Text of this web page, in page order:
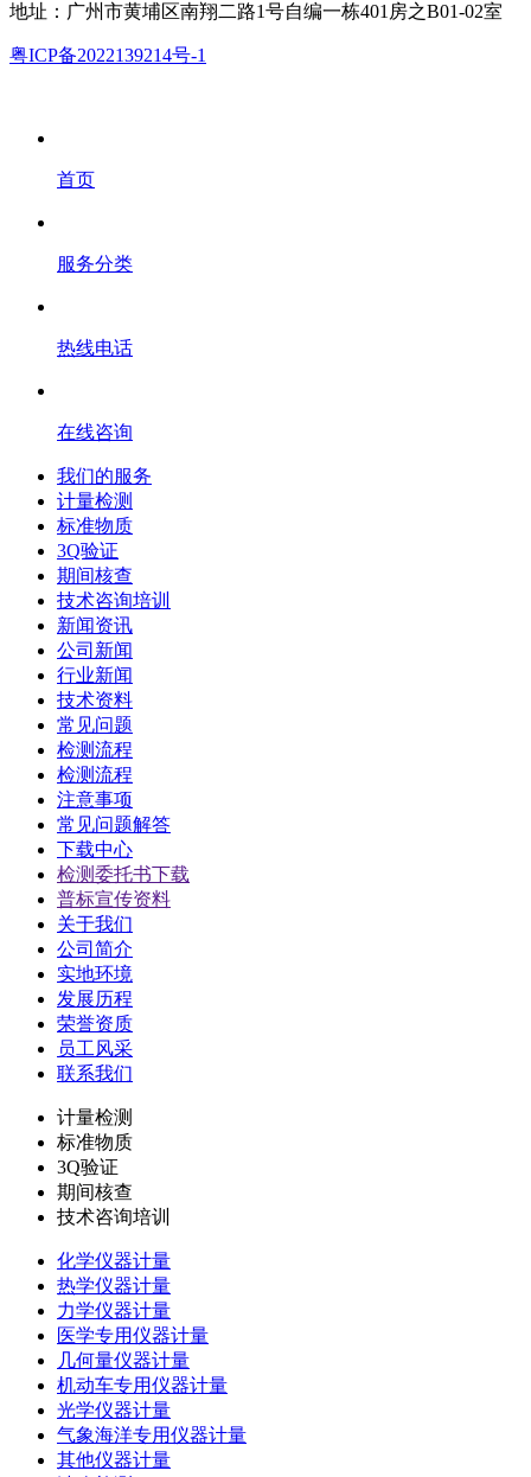
地址：广州市黄埔区南翔二路1号自编一栋401房之B01-02室
粤ICP备2022139214号-1
首页
服务分类
热线电话
在线咨询
我们的服务
计量检测
标准物质
3Q验证
期间核查
技术咨询培训
新闻资讯
公司新闻
行业新闻
技术资料
常见问题
检测流程
检测流程
注意事项
常见问题解答
下载中心
检测委托书下载
普标宣传资料
关于我们
公司简介
实地环境
发展历程
荣誉资质
员工风采
联系我们
计量检测
标准物质
3Q验证
期间核查
技术咨询培训
化学仪器计量
热学仪器计量
力学仪器计量
医学专用仪器计量
几何量仪器计量
机动车专用仪器计量
光学仪器计量
气象海洋专用仪器计量
其他仪器计量